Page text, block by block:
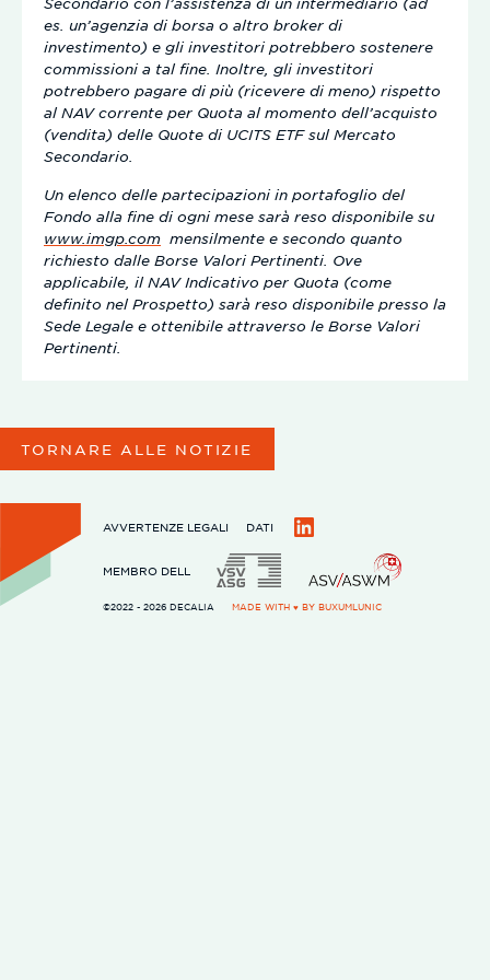
es. un’agenzia di borsa o altro broker di
investimento) e gli investitori potrebbero sostenere
commissioni a tal fine. Inoltre, gli investitori
potrebbero pagare di più (ricevere di meno) rispetto
al NAV corrente per Quota al momento dell’acquisto
(vendita) delle Quote di UCITS ETF sul Mercato
Secondario.
Un elenco delle partecipazioni in portafoglio del
Fondo alla fine di ogni mese sarà reso disponibile su
www.imgp.com mensilmente e secondo quanto
richiesto dalle Borse Valori Pertinenti. Ove
applicabile, il NAV Indicativo per Quota (come
definito nel Prospetto) sarà reso disponibile presso la
Sede Legale e ottenibile attraverso le Borse Valori
Pertinenti.
TORNARE ALLE NOTIZIE
AVVERTENZE LEGALI
DATI
MEMBRO DELL
©2022 - 2026 DECALIA MADE WITH ♥ BY BUXUMLUNIC